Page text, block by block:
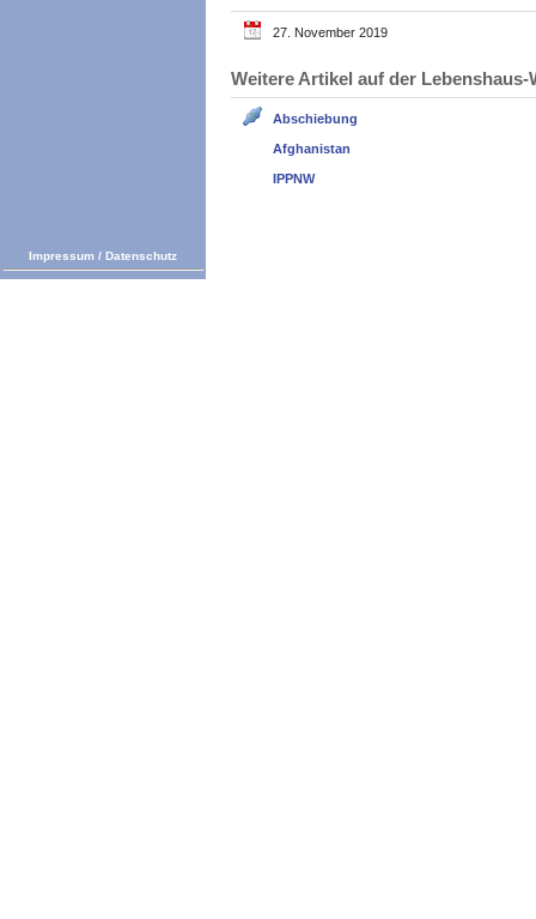
27. November 2019
Weitere Artikel auf der
Abschiebung
Afghanistan
IPPNW
Impressum / Datenschutz